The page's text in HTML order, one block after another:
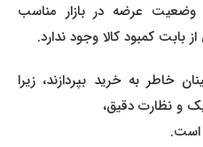
وضعیت عرضه در بازار مناسب
بابت کمبود کالا وجود ندارد.
خاطر به خرید بپردازند، زیرا
و نظارت دقیق،
است.